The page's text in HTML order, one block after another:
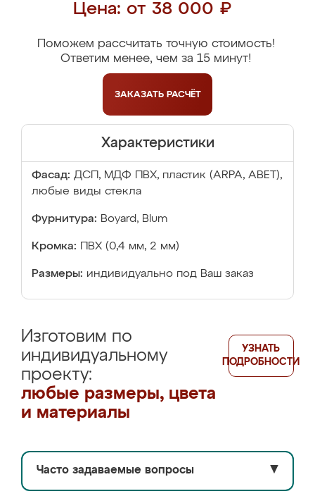
Цена: от 38 000 ₽
Поможем рассчитать точную стоимость!
Ответим менее, чем за 15 минут!
ЗАКАЗАТЬ РАСЧЁТ
Характеристики
Фасад: ДСП, МДФ ПВХ, пластик (ARPA, ABET),
любые виды стекла
Фурнитура: Boyard, Blum
Кромка: ПВХ (0,4 мм, 2 мм)
Размеры: индивидуально под Ваш заказ
Изготовим по
индивидуальному
проекту:
любые размеры, цвета
и материалы
УЗНАТЬ
ПОДРОБНОСТИ
Часто задаваемые вопросы ▼